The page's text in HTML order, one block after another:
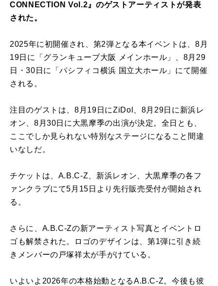
CONNECTION Vol.2』のゲストアーティストが発表
された。
2025年に初開催され、第2弾となる本イベントは、8月
19日に「グランキューブ大阪 メインホール」、8月29
日・30日に「パシフィコ横浜 国立大ホール」にて開催
される。
注目のゲストは、8月19日にZiDol、8月29日に新浜レ
オン、8月30日に大黒摩季の出演が決定。全日とも、
ここでしか見られない特別なステージになること間違
いなしだ。
チケットは、A.B.C-Z、新浜レオン、大黒摩季の各フ
ァンクラブにて5月15日より先行販売受付が開始され
る。
さらに、A.B.C-Zの新アーティスト写真とイベントロ
ゴも解禁された。ロゴのデザインは、第1弾に引き続
きメンバーの戸塚祥太が手がけている。
いよいよ2026年の本格始動となるA.B.C-Z。今後も彼